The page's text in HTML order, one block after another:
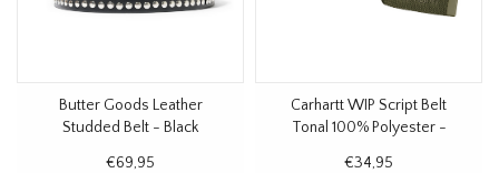
Butter Goods Leather
Studded Belt - Black
€69,95
Carhartt WIP Script Belt
Tonal 100% Polyester -
€34,95